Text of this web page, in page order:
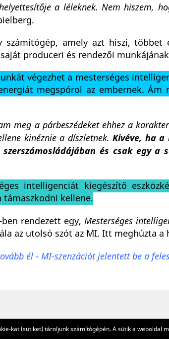
kat (sütiket) tároljunk számítógépén. A sütik a weboldal
a léleknek. Nem hiszem,
számítógép, amely azt hiszi,
produceri és rendezői
végezhet a mesterséges
megspórol az embernek. Ám
meg a párbeszédeket ehhez a
kinéznie a díszletnek.Kivéve, ha a
és csak egy a
intelligenciát kiegészítő
kellene.
rendezett egy,Mesterséges
az utolsó szót az MI. Itt meghúzta a
él - MI-szenzációt jelentett be a